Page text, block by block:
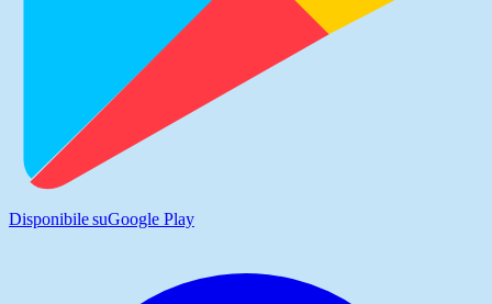
Disponibile suGoogle Play